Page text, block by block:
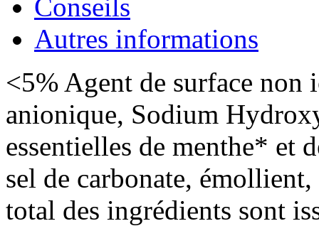
Conseils
Autres informations
<5% Agent de surface non
anionique, Sodium
essentielles de menthe* et
sel de carbonate,
total des ingrédients sont